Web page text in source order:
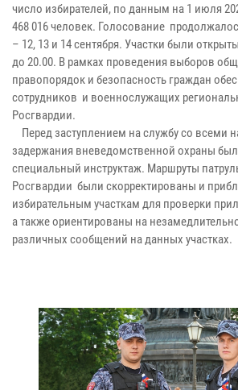
число избирателей, по данным на 1 июля
468 016 человек. Голосование
– 12, 13 и 14 сентября. Участки были
до 20.00. В рамках проведения выборов
правопорядок и безопасность граждан
сотрудников и военнослужащих
Росгвардии.
Перед заступлением на службу со всеми
задержания вневедомственной охраны
специальный инструктаж. Маршруты
Росгвардии были скорректированы и
избирательным участкам для проверки
а также ориентированы на
различных сообщений на данных участках.